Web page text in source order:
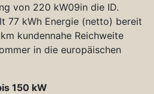
von 220 kW09in die ID.
77 kWh Energie (netto) bereit
kundennahe Reichweite
in die europäischen
150 kW